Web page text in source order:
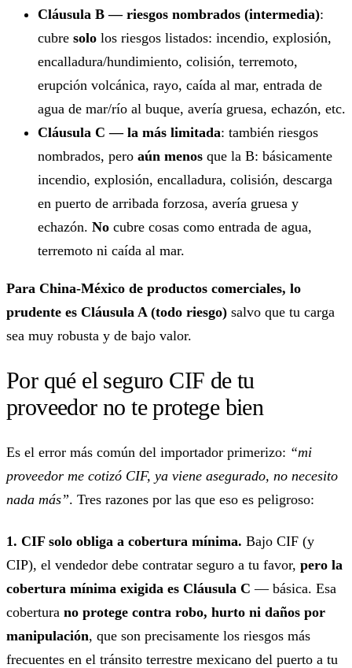
Cláusula B — riesgos nombrados (intermedia):
cubre solo los riesgos listados: incendio, explosión,
encalladura/hundimiento, colisión, terremoto,
erupción volcánica, rayo, caída al mar, entrada de
agua de mar/río al buque, avería gruesa, echazón, etc.
Cláusula C — la más limitada: también riesgos
nombrados, pero aún menos que la B: básicamente
incendio, explosión, encalladura, colisión, descarga
en puerto de arribada forzosa, avería gruesa y
echazón. No cubre cosas como entrada de agua,
terremoto ni caída al mar.
Para China-México de productos comerciales, lo
prudente es Cláusula A (todo riesgo) salvo que tu carga
sea muy robusta y de bajo valor.
Por qué el seguro CIF de tu
proveedor no te protege bien
Es el error más común del importador primerizo: “mi
proveedor me cotizó CIF, ya viene asegurado, no necesito
nada más”. Tres razones por las que eso es peligroso:
1. CIF solo obliga a cobertura mínima. Bajo CIF (y
CIP), el vendedor debe contratar seguro a tu favor, pero la
cobertura mínima exigida es Cláusula C — básica. Esa
cobertura no protege contra robo, hurto ni daños por
manipulación, que son precisamente los riesgos más
frecuentes en el tránsito terrestre mexicano del puerto a tu